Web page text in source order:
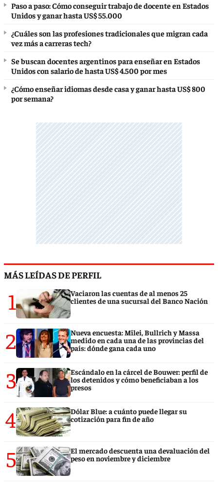
Paso a paso: Cómo conseguir trabajo de docente en Estados
Unidos y ganar hasta US$ 55.000
¿Cuáles son las profesiones tradicionales que migran cada
vez más a carreras tech?
Se buscan docentes argentinos para enseñar en Estados
Unidos con salario de hasta US$ 4.500 por mes
¿Cómo enseñar idiomas desde casa y ganar hasta US$ 800
por semana?
MÁS LEÍDAS DE PERFIL
1
Vaciaron las cuentas de al menos 25
clientes de una sucursal del Banco Nación
2
Nueva encuesta: Milei, Bullrich y Massa
medido en cada una de las provincias del
país: dónde gana cada uno
3
Escándalo en la cárcel de Bouwer: perfil de
los detenidos y cómo beneficiaban a los
presos
4
Dólar Blue: a cuánto puede llegar su
cotización para fin de año
5
El mercado descuenta una devaluación del
peso en noviembre y diciembre